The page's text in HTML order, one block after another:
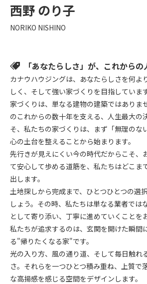
西野 のり子
NORIKO NISHINO
「あなたらしさ」が、これからの
カナウハウジングは、あなたらしさを何よ
しく、そして強い家づくりを目指しています
家づくりは、単なる建物の建築ではありま
のこれからの数十年を支える、人生最大の
そ、私たちの家づくりは、まず「無理のな
心の土台を整えることから始まります。
先行きが見えにくい今の時代だからこそ、
て安心して歩める道筋を、私たちはどこま
出します。
土地探しから完成まで、ひとつひとつの選
しょう。その時、私たちは単なる業者では
として寄り添い、丁寧に進めていくことを
私たちが追求するのは、玄関を開けた瞬間
る"帰りたくなる家"です。
光の入り方、風の通り道、そして毎日触れ
さ。それらを一つひとつ積み重ね、上質で
な高揚感を感じる空間をデザインします。